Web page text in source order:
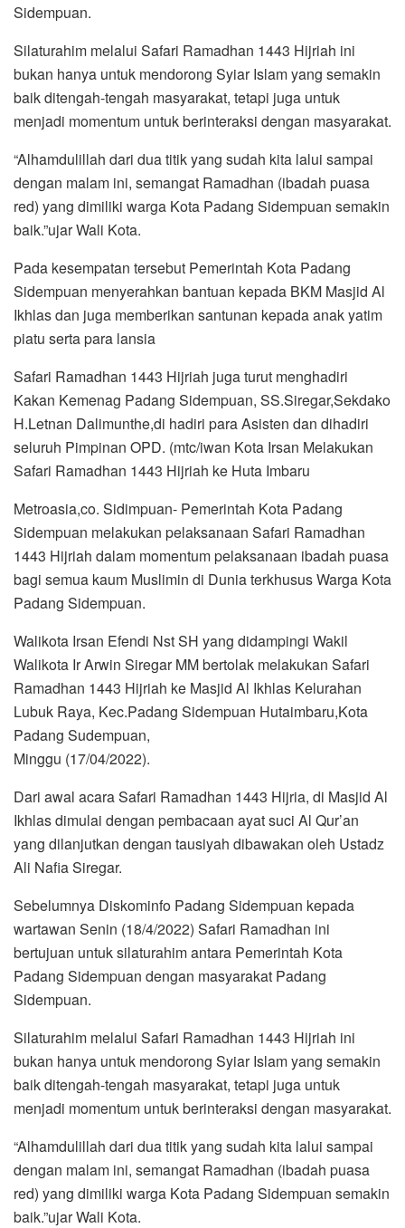
Sidempuan.
Silaturahim melalui Safari Ramadhan 1443 Hijriah ini
bukan hanya untuk mendorong Syiar Islam yang semakin
baik ditengah-tengah masyarakat, tetapi juga untuk
menjadi momentum untuk berinteraksi dengan masyarakat.
“Alhamdulillah dari dua titik yang sudah kita lalui sampai
dengan malam ini, semangat Ramadhan (ibadah puasa
red) yang dimiliki warga Kota Padang Sidempuan semakin
baik.”ujar Wali Kota.
Pada kesempatan tersebut Pemerintah Kota Padang
Sidempuan menyerahkan bantuan kepada BKM Masjid Al
Ikhlas dan juga memberikan santunan kepada anak yatim
piatu serta para lansia
Safari Ramadhan 1443 Hijriah juga turut menghadiri
Kakan Kemenag Padang Sidempuan, SS.Siregar,Sekdako
H.Letnan Dalimunthe,di hadiri para Asisten dan dihadiri
seluruh Pimpinan OPD. (mtc/iwan Kota Irsan Melakukan
Safari Ramadhan 1443 Hijriah ke Huta Imbaru
Metroasia,co. Sidimpuan- Pemerintah Kota Padang
Sidempuan melakukan pelaksanaan Safari Ramadhan
1443 Hijriah dalam momentum pelaksanaan ibadah puasa
bagi semua kaum Muslimin di Dunia terkhusus Warga Kota
Padang Sidempuan.
Walikota Irsan Efendi Nst SH yang didampingi Wakil
Walikota Ir Arwin Siregar MM bertolak melakukan Safari
Ramadhan 1443 Hijriah ke Masjid Al Ikhlas Kelurahan
Lubuk Raya, Kec.Padang Sidempuan Hutaimbaru,Kota
Padang Sudempuan,
Minggu (17/04/2022).
Dari awal acara Safari Ramadhan 1443 Hijria, di Masjid Al
Ikhlas dimulai dengan pembacaan ayat suci Al Qur’an
yang dilanjutkan dengan tausiyah dibawakan oleh Ustadz
Ali Nafia Siregar.
Sebelumnya Diskominfo Padang Sidempuan kepada
wartawan Senin (18/4/2022) Safari Ramadhan ini
bertujuan untuk silaturahim antara Pemerintah Kota
Padang Sidempuan dengan masyarakat Padang
Sidempuan.
Silaturahim melalui Safari Ramadhan 1443 Hijriah ini
bukan hanya untuk mendorong Syiar Islam yang semakin
baik ditengah-tengah masyarakat, tetapi juga untuk
menjadi momentum untuk berinteraksi dengan masyarakat.
“Alhamdulillah dari dua titik yang sudah kita lalui sampai
dengan malam ini, semangat Ramadhan (ibadah puasa
red) yang dimiliki warga Kota Padang Sidempuan semakin
baik.”ujar Wali Kota.